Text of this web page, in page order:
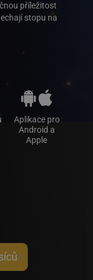
příležitost
stopu na
Aplikace pro
Android a
Apple